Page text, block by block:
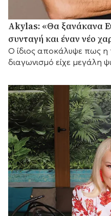
Akylas: «Θα ξανάκανα
συνταγή και έναν νέο
Ο ίδιος αποκάλυψε πως η
διαγωνισμό είχε μεγάλη